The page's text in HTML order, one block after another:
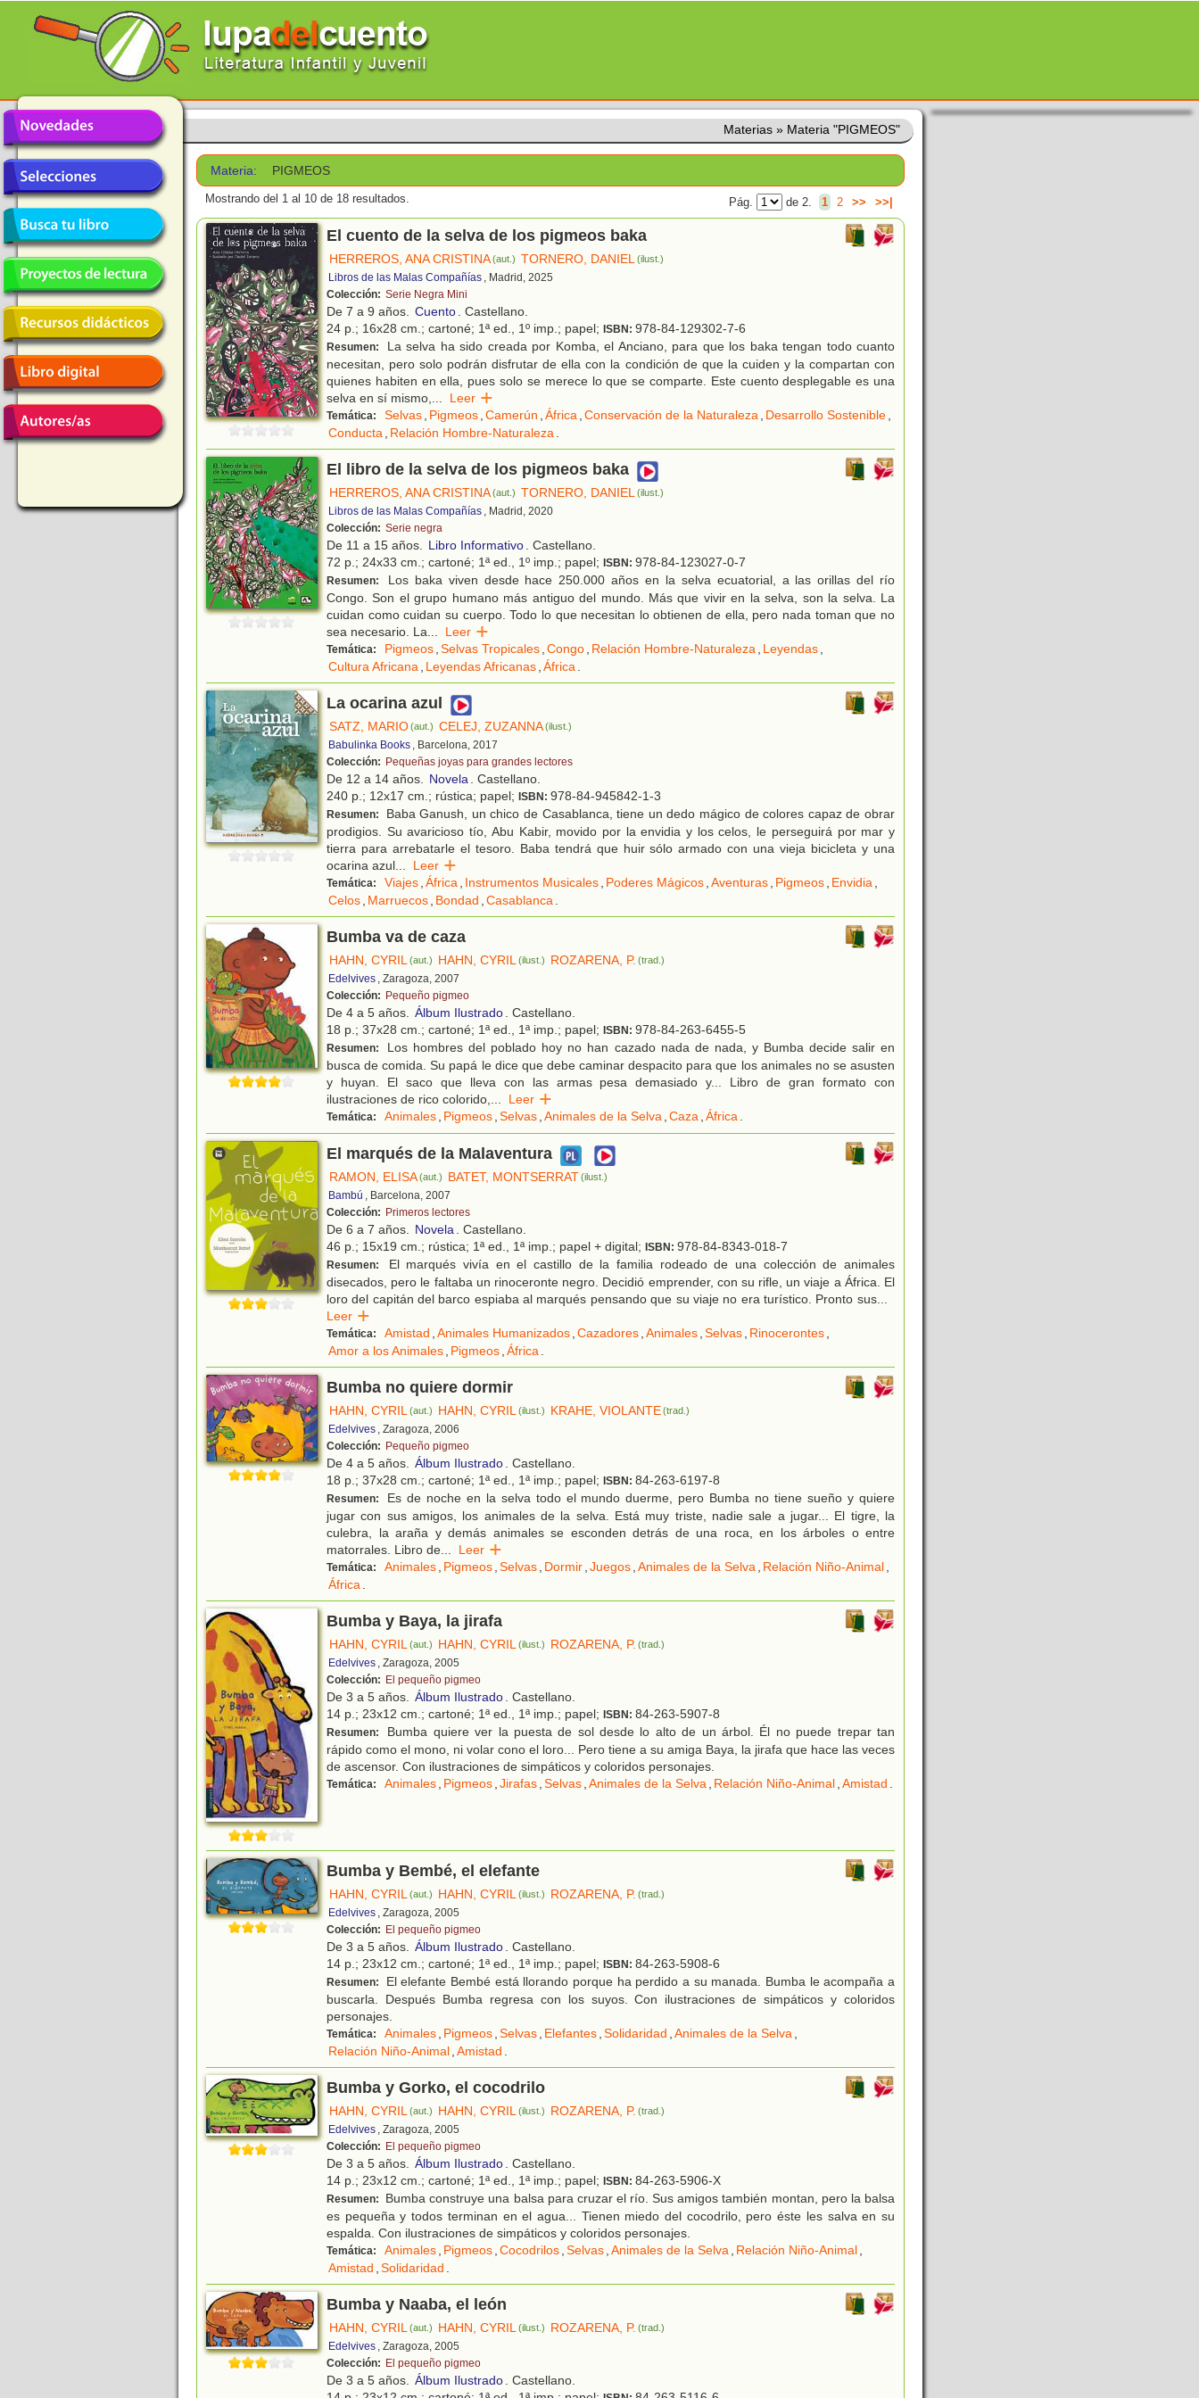
Materias » Materia "PIGMEOS"
Materia: PIGMEOS
Mostrando del 1 al 10 de 18 resultados. Pág. de 2. 1 2 >> >>|
El cuento de la selva de los pigmeos baka
HERREROS, ANA CRISTINA(aut.) TORNERO, DANIEL(ilust.)
Libros de las Malas Compañías , Madrid, 2025
Colección: Serie Negra Mini
De 7 a 9 años. Cuento. Castellano.
24 p.; 16x28 cm.; cartoné; 1ª ed., 1º imp.; papel; ISBN: 978-84-129302-7-6
Resumen:
La selva ha sido creada por Komba, el Anciano, para que los baka tengan todo cuanto
necesitan, pero solo podrán disfrutar de ella con la condición de que la cuiden y la compartan con
quienes habiten en ella, pues solo se merece lo que se comparte. Este cuento desplegable es una
selva en sí mismo,... Leer
Temática: Selvas, Pigmeos,Camerún ,África,Conservación de la Naturaleza, Desarrollo Sostenible,
Conducta, Relación Hombre-Naturaleza.
El libro de la selva de los pigmeos baka
HERREROS, ANA CRISTINA(aut.) TORNERO, DANIEL(ilust.)
Libros de las Malas Compañías , Madrid, 2020
Colección: Serie negra
De 11 a 15 años. Libro Informativo. Castellano.
72 p.; 24x33 cm.; cartoné; 1ª ed., 1º imp.; papel; ISBN: 978-84-123027-0-7
Resumen:
Los baka viven desde hace 250.000 años en la selva ecuatorial, a las orillas del río
Congo. Son el grupo humano más antiguo del mundo. Más que vivir en la selva, son la selva. La
cuidan como cuidan su cuerpo. Todo lo que necesitan lo obtienen de ella, pero nada toman que no
sea necesario. La... Leer
Temática: Pigmeos,Selvas Tropicales,Congo, Relación Hombre-Naturaleza, Leyendas,
Cultura Africana, Leyendas Africanas,África.
La ocarina azul
SATZ, MARIO(aut.) CELEJ, ZUZANNA(ilust.)
Babulinka Books , Barcelona, 2017
Colección: Pequeñas joyas para grandes lectores
De 12 a 14 años. Novela. Castellano.
240 p.; 12x17 cm.; rústica; papel; ISBN: 978-84-945842-1-3
Resumen:
Baba Ganush, un chico de Casablanca, tiene un dedo mágico de colores capaz de obrar
prodigios. Su avaricioso tío, Abu Kabir, movido por la envidia y los celos, le perseguirá por mar y
tierra para arrebatarle el tesoro. Baba tendrá que huir sólo armado con una vieja bicicleta y una
ocarina azul... Leer
Temática: Viajes,África, Instrumentos Musicales, Poderes Mágicos,Aventuras, Pigmeos, Envidia,
Celos, Marruecos, Bondad ,Casablanca.
Bumba va de caza
HAHN, CYRIL(aut.) HAHN, CYRIL(ilust.) ROZARENA, P. (trad.)
Edelvives , Zaragoza, 2007
Colección: Pequeño pigmeo
De 4 a 5 años. Álbum Ilustrado. Castellano.
18 p.; 37x28 cm.; cartoné; 1ª ed., 1ª imp.; papel; ISBN: 978-84-263-6455-5
Resumen:
Los hombres del poblado hoy no han cazado nada de nada, y Bumba decide salir en
busca de comida. Su papá le dice que debe caminar despacito para que los animales no se asusten
y huyan. El saco que lleva con las armas pesa demasiado y... Libro de gran formato con
ilustraciones de rico colorido,... Leer
Temática: Animales, Pigmeos,Selvas,Animales de la Selva,Caza,África.
El marqués de la Malaventura
RAMON, ELISA(aut.) BATET, MONTSERRAT(ilust.)
Bambú , Barcelona, 2007
Colección: Primeros lectores
De 6 a 7 años. Novela. Castellano.
46 p.; 15x19 cm.; rústica; 1ª ed., 1ª imp.; papel + digital; ISBN: 978-84-8343-018-7
Resumen:
El marqués vivía en el castillo de la familia rodeado de una colección de animales
disecados, pero le faltaba un rinoceronte negro. Decidió emprender, con su rifle, un viaje a África. El
loro del capitán del barco espiaba al marqués pensando que su viaje no era turístico. Pronto sus...
Leer
Temática: Amistad ,Animales Humanizados,Cazadores,Animales,Selvas, Rinocerontes,
Amor a los Animales, Pigmeos,África.
Bumba no quiere dormir
HAHN, CYRIL(aut.) HAHN, CYRIL(ilust.) KRAHE, VIOLANTE (trad.)
Edelvives , Zaragoza, 2006
Colección: Pequeño pigmeo
De 4 a 5 años. Álbum Ilustrado. Castellano.
18 p.; 37x28 cm.; cartoné; 1ª ed., 1ª imp.; papel; ISBN: 84-263-6197-8
Resumen:
Es de noche en la selva todo el mundo duerme, pero Bumba no tiene sueño y quiere
jugar con sus amigos, los animales de la selva. Está muy triste, nadie sale a jugar... El tigre, la
culebra, la araña y demás animales se esconden detrás de una roca, en los árboles o entre
matorrales. Libro de... Leer
Temática: Animales, Pigmeos,Selvas, Dormir,Juegos,Animales de la Selva, Relación Niño-Animal,
África.
Bumba y Baya, la jirafa
HAHN, CYRIL(aut.) HAHN, CYRIL(ilust.) ROZARENA, P. (trad.)
Edelvives , Zaragoza, 2005
Colección: El pequeño pigmeo
De 3 a 5 años. Álbum Ilustrado. Castellano.
14 p.; 23x12 cm.; cartoné; 1ª ed., 1ª imp.; papel; ISBN: 84-263-5907-8
Resumen:
Bumba quiere ver la puesta de sol desde lo alto de un árbol. Él no puede trepar tan
rápido como el mono, ni volar cono el loro... Pero tiene a su amiga Baya, la jirafa que hace las veces
de ascensor. Con ilustraciones de simpáticos y coloridos personajes.
Temática: Animales, Pigmeos,Jirafas,Selvas,Animales de la Selva, Relación Niño-Animal,Amistad .
Bumba y Bembé, el elefante
HAHN, CYRIL (aut.) HAHN, CYRIL (ilust.) ROZARENA, P. (trad.)
Edelvives , Zaragoza, 2005
Colección: El pequeño pigmeo
De 3 a 5 años. Álbum Ilustrado
. Castellano.
14 p.; 23x12 cm.; cartoné; 1ª ed., 1ª imp.; papel; ISBN: 84-263-5908-6
Resumen:
El elefante Bembé está llorando porque ha perdido a su manada. Bumba le acompaña a
buscarla. Después Bumba regresa con los suyos. Con ilustraciones de simpáticos y coloridos
personajes.
Temática: Animales Pigmeos Selvas Elefantes Solidaridad Animales de la Selva
Relación Niño-Animal Amistad
Bumba y Gorko, el cocodrilo
HAHN, CYRIL (aut.) HAHN, CYRIL (ilust.) ROZARENA, P. (trad.)
Edelvives , Zaragoza, 2005
Colección: El pequeño pigmeo
De 3 a 5 años. Álbum Ilustrado
. Castellano.
14 p.; 23x12 cm.; cartoné; 1ª ed., 1ª imp.; papel; ISBN: 84-263-5906-X
Resumen:
Bumba construye una balsa para cruzar el río. Sus amigos también montan, pero la balsa
es pequeña y todos terminan en el agua... Tienen miedo del cocodrilo, pero éste les salva en su
espalda. Con ilustraciones de simpáticos y coloridos personajes.
Temática: Animales Pigmeos Cocodrilos Selvas Animales de la Selva Relación Niño-Animal
Amistad Solidaridad
Bumba y Naaba, el león
HAHN, CYRIL (aut.) HAHN, CYRIL (ilust.) ROZARENA, P. (trad.)
Edelvives , Zaragoza, 2005
Colección: El pequeño pigmeo
De 3 a 5 años. Álbum Ilustrado
. Castellano.